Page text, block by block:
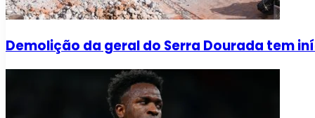
Demolição da geral do Serra Dourada tem